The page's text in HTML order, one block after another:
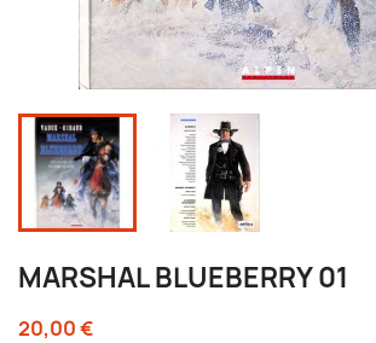
MARSHAL BLUEBERRY 01
20,00 €